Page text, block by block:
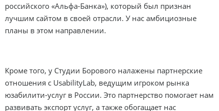
российского «Альфа-Банка»), который был признан
лучшим сайтом в своей отрасли. У нас амбициозные
планы в этом направлении.
Кроме того, у Студии Борового налажены партнерские
отношения с UsabilityLab, ведущим игроком рынка
юзабилити-услуг в России. Это партнерство помогает нам
развивать экспорт услуг, а также обогащает нас